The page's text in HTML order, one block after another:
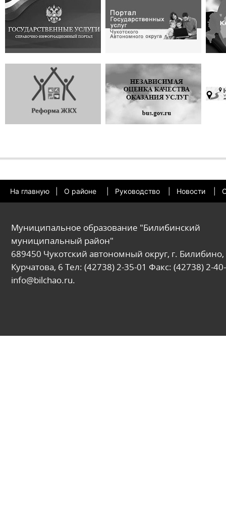
На главную О районе Руководство Новости
Муниципальное образование "Билибинский
муниципальный район"
689450 Чукотский автономный округ, г. Билибино,
Курчатова, 6 Тел: (42738) 2-35-01 Факс: (42738) 2-
info@bilchao.ru.